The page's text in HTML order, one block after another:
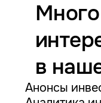
Много
в
Анонсы